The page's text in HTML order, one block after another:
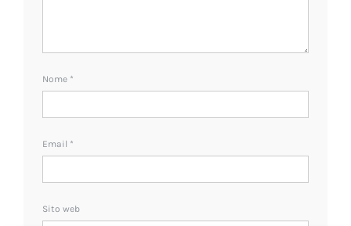
Nome *
Email *
Sito web